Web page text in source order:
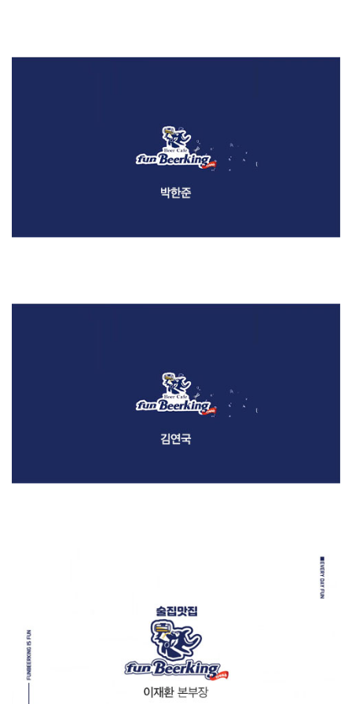
etc
[2020] 펀비어킹 / 포럼 영상 제작 (박한준)
etc
[2020] 펀비어킹 / 포럼 영상 제작 (김연국)
etc
[2020] 펀비어킹 / 교육 영상 제작 (이재환 본부장)